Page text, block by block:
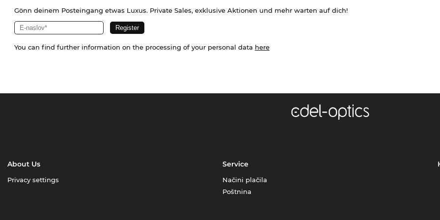
Gönn deinem Posteingang etwas Luxus. Private Sales, exklusive Aktionen und mehr warten auf dich!
You can find further information on the processing of your personal data here
About Us
Privacy settings
Service
Načini plačila
Poštnina